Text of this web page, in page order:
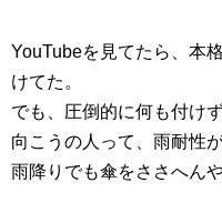
YouTubeを見てたら、本
けてた。
でも、圧倒的に何も付け
向こうの人って、雨耐性
雨降りでも傘をささへんや